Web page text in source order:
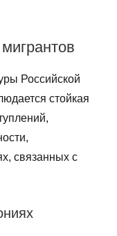
Российской
стойкая
связанных с